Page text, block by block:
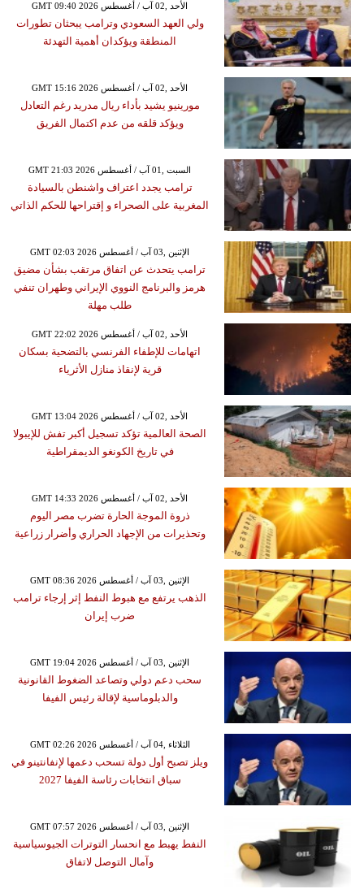
GMT 09:40 2026 الأحد ,02 آب / أغسطس
ولي العهد السعودي وترامب يبحثان تطورات
المنطقة ويؤكدان أهمية التهدئة
GMT 15:16 2026 الأحد ,02 آب / أغسطس
مورينيو يشيد بأداء ريال مدريد رغم التعادل
ويؤكد قلقه من عدم اكتمال الفريق
GMT 21:03 2026 السبت ,01 آب / أغسطس
ترامب يجدد اعتراف واشنطن بالسيادة
المغربية على الصحراء و إقتراحها للحكم الذاتي
GMT 02:03 2026 الإثنين ,03 آب / أغسطس
ترامب يتحدث عن اتفاق مرتقب بشأن مضيق
هرمز والبرنامج النووي الإيراني وطهران تنفي
طلب مهلة
GMT 22:02 2026 الأحد ,02 آب / أغسطس
اتهامات للإطفاء الفرنسي بالتضحية بسكان
قرية لإنقاذ منازل الأثرياء
GMT 13:04 2026 الأحد ,02 آب / أغسطس
الصحة العالمية تؤكد تسجيل أكبر تفش للإيبولا
في تاريخ الكونغو الديمقراطية
GMT 14:33 2026 الأحد ,02 آب / أغسطس
ذروة الموجة الحارة تضرب مصر اليوم
وتحذيرات من الإجهاد الحراري وأضرار زراعية
GMT 08:36 2026 الإثنين ,03 آب / أغسطس
الذهب يرتفع مع هبوط النفط إثر إرجاء ترامب
ضرب إيران
GMT 19:04 2026 الإثنين ,03 آب / أغسطس
سحب دعم دولي وتصاعد الضغوط القانونية
والدبلوماسية لإقالة رئيس الفيفا
GMT 02:26 2026 الثلاثاء ,04 آب / أغسطس
ويلز تصبح أول دولة تسحب دعمها لإنفانتينو في
سباق انتخابات رئاسة الفيفا 2027
GMT 07:57 2026 الإثنين ,03 آب / أغسطس
النفط يهبط مع انحسار التوترات الجيوسياسية
وآمال التوصل لاتفاق